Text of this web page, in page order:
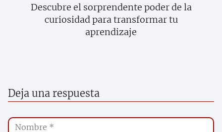
Descubre el sorprendente poder de la
curiosidad para transformar tu
aprendizaje
Deja una respuesta